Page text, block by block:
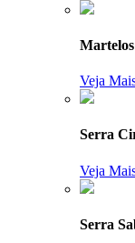
Veja
Serra
Veja
Serra